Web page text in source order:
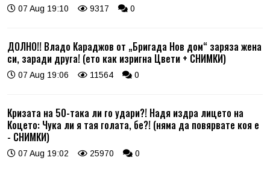
07 Aug 19:10 9317 0
ДОЛНО!! Владо Караджов от „Бригада Нов дом“ заряза жена
си, заради друга! (ето как изригна Цвети + СНИМКИ)
07 Aug 19:06 11564 0
Кризата на 50-така ли го удари?! Надя издра лицето на
Коцето: Чука ли я тая голата, бе?! (няма да повярвате коя е
- СНИМКИ)
07 Aug 19:02 25970 0